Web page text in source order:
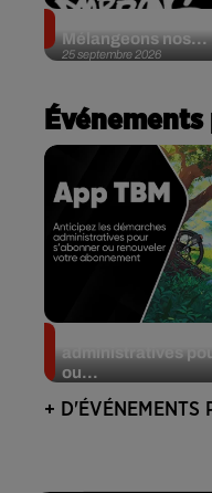
25 septembre 2026
Sniper et
Mélangeons nos...
Événements
administratives
ou...
+ D'ÉVÉNEMENTS